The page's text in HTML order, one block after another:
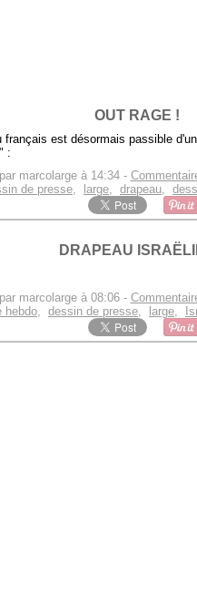
OUT RAGE !
français est désormais passible
:
marcolarge à 14:34 -
de presse, large, drapeau,
DRAPEAU
marcolarge à 08:06 -
hebdo, dessin de presse, large,